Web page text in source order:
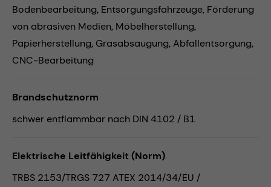
Bodenbearbeitung, Entsorgungsfahrzeuge, Förderung
von abrasiven Medien, Möbelherstellung,
Papierherstellung, Grasabsaugung,Abfallentsorgung,
CNC-Bearbeitung
Brandschutznorm
schwer entflammbar nach DIN 4102 / B1
Elektrische Leitfähigkeit (Norm)
TRBS 2153/TRGS 727 ATEX 2014/34/EU /